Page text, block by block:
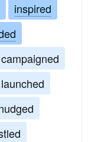
inspired
campaigned
launched